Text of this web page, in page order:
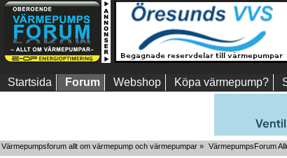
Startsida Forum Webshop Köpa värmepump?
Värmepumpsforum allt om värmepump och värmepumpar » VärmepumpsForum